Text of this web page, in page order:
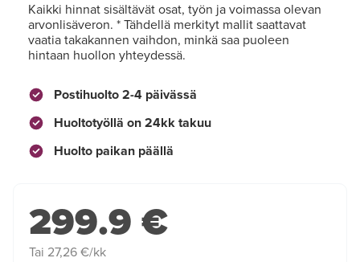
Kaikki hinnat sisältävät osat, työn ja voimassa olevan
arvonlisäveron. * Tähdellä merkityt mallit saattavat
vaatia takakannen vaihdon, minkä saa puoleen
hintaan huollon yhteydessä.
Postihuolto 2-4 päivässä
Huoltotyöllä on 24kk takuu
Huolto paikan päällä
299.9 €
Tai 27,26 €/kk